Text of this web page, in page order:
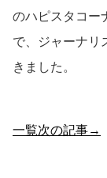
のハピスタコー
で、ジャーナリ
きました。
一覧次の記事→